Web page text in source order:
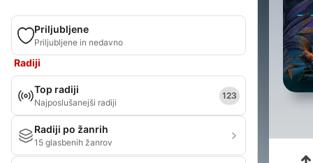
Priljubljene
Priljubljene in nedavno
Radiji
Top radiji
Najposlušanejši radiji
123
Radiji po žanrih
15 glasbenih žanrov